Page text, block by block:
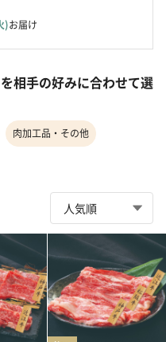
)お届け
相手の好みに合わせて選
肉加工品・その他